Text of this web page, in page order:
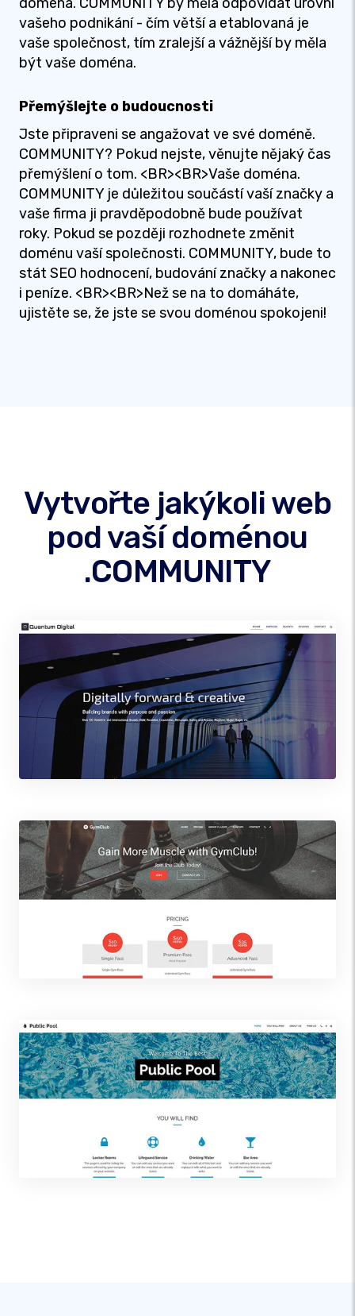
vašeho podnikání - čím větší a etablovaná je
vaše společnost, tím zralejší a vážnější by měla
být vaše doména.
Přemýšlejte o budoucnosti
Jste připraveni se angažovat ve své doméně.
COMMUNITY? Pokud nejste, věnujte nějaký čas
přemýšlení o tom. <BR><BR>Vaše doména.
COMMUNITY je důležitou součástí vaší značky a
vaše firma ji pravděpodobně bude používat
roky. Pokud se později rozhodnete změnit
doménu vaší společnosti. COMMUNITY, bude to
stát SEO hodnocení, budování značky a nakonec
i peníze. <BR><BR>Než se na to domáháte,
ujistěte se, že jste se svou doménou spokojeni!
Vytvořte jakýkoli web
pod vaší doménou
.COMMUNITY